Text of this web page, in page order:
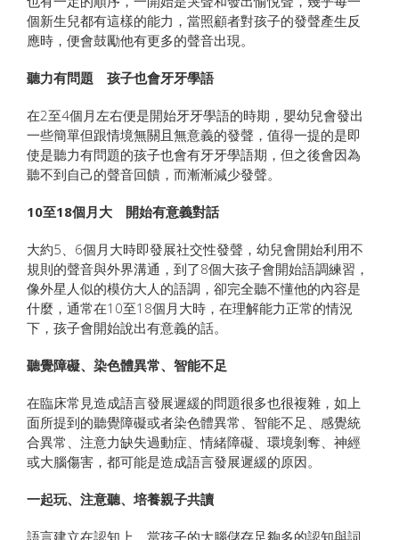
個新生兒都有這樣的能力，當照顧者對孩子的發聲產生反
應時，便會鼓勵他有更多的聲音出現。
聽力有問題 孩子也會牙牙學語
在2至4個月左右便是開始牙牙學語的時期，嬰幼兒會發出
一些簡單但跟情境無關且無意義的發聲，值得一提的是即
使是聽力有問題的孩子也會有牙牙學語期，但之後會因為
聽不到自己的聲音回饋，而漸漸減少發聲。
10至18個月大 開始有意義對話
大約5、6個月大時即發展社交性發聲，幼兒會開始利用不
規則的聲音與外界溝通，到了8個大孩子會開始語調練習，
像外星人似的模仿大人的語調，卻完全聽不懂他的內容是
什麼，通常在10至18個月大時，在理解能力正常的情況
下，孩子會開始說出有意義的話。
聽覺障礙、染色體異常、智能不足
在臨床常見造成語言發展遲緩的問題很多也很複雜，如上
面所提到的聽覺障礙或者染色體異常、智能不足、感覺統
合異常、注意力缺失過動症、情緒障礙、環境剝奪、神經
或大腦傷害，都可能是造成語言發展遲緩的原因。
一起玩、注意聽、培養親子共讀